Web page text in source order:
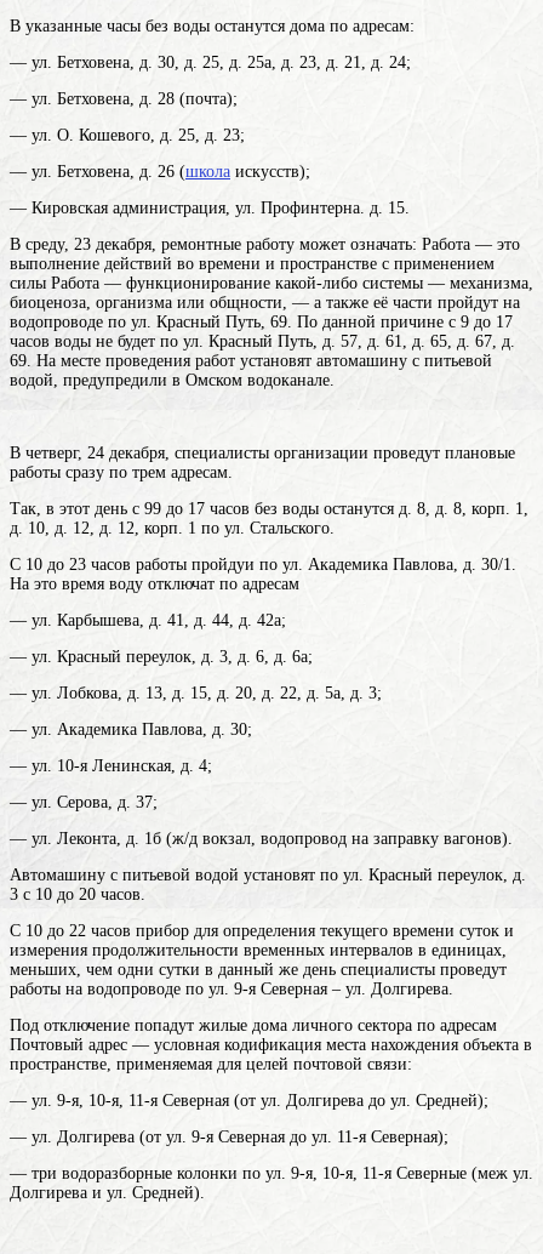
В указанные часы без воды останутся дома по адресам:
— ул. Бетховена, д. 30, д. 25, д. 25а, д. 23, д. 21, д. 24;
— ул. Бетховена, д. 28 (почта);
— ул. О. Кошевого, д. 25, д. 23;
— ул. Бетховена, д. 26 (школа искусств);
— Кировская администрация, ул. Профинтерна. д. 15.
В среду, 23 декабря, ремонтные работу может означать: Работа — это
выполнение действий во времени и пространстве с применением
силы Работа — функционирование какой-либо системы — механизма,
биоценоза, организма или общности, — а также её части пройдут на
водопроводе по ул. Красный Путь, 69. По данной причине с 9 до 17
часов воды не будет по ул. Красный Путь, д. 57, д. 61, д. 65, д. 67, д.
69. На месте проведения работ установят автомашину с питьевой
водой, предупредили в Омском водоканале.
В четверг, 24 декабря, специалисты организации проведут плановые
работы сразу по трем адресам.
Так, в этот день с 99 до 17 часов без воды останутся д. 8, д. 8, корп. 1,
д. 10, д. 12, д. 12, корп. 1 по ул. Стальского.
С 10 до 23 часов работы пройдуи по ул. Академика Павлова, д. 30/1.
На это время воду отключат по адресам
— ул. Карбышева, д. 41, д. 44, д. 42а;
— ул. Красный переулок, д. 3, д. 6, д. 6а;
— ул. Лобкова, д. 13, д. 15, д. 20, д. 22, д. 5а, д. 3;
— ул. Академика Павлова, д. 30;
— ул. 10-я Ленинская, д. 4;
— ул. Серова, д. 37;
— ул. Леконта, д. 1б (ж/д вокзал, водопровод на заправку вагонов).
Автомашину с питьевой водой установят по ул. Красный переулок, д.
3 с 10 до 20 часов.
С 10 до 22 часов прибор для определения текущего времени суток и
измерения продолжительности временных интервалов в единицах,
меньших, чем одни сутки в данный же день специалисты проведут
работы на водопроводе по ул. 9-я Северная – ул. Долгирева.
Под отключение попадут жилые дома личного сектора по адресам
Почтовый адрес — условная кодификация места нахождения объекта в
пространстве, применяемая для целей почтовой связи:
— ул. 9-я, 10-я, 11-я Северная (от ул. Долгирева до ул. Средней);
— ул. Долгирева (от ул. 9-я Северная до ул. 11-я Северная);
— три водоразборные колонки по ул. 9-я, 10-я, 11-я Северные (меж ул.
Долгирева и ул. Средней).